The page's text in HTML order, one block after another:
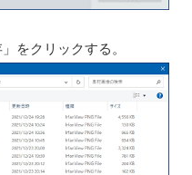
れるので、「保存」を